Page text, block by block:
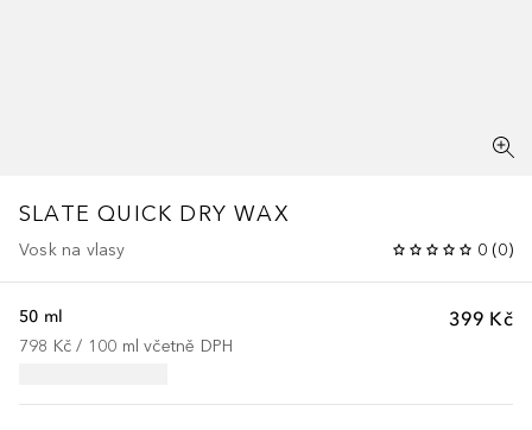
SLATE QUICK DRY WAX
Vosk na vlasy 0 (0)
399 Kč
50 ml
798 Kč / 100 ml včetně DPH